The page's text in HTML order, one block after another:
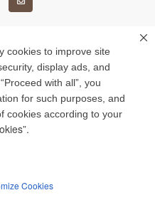
cookies to improve site
display ads, and
with all”, you
for such purposes, and
cookies according to your
Cookies
direitos reservados.
qualquer conteúdo sem expressa